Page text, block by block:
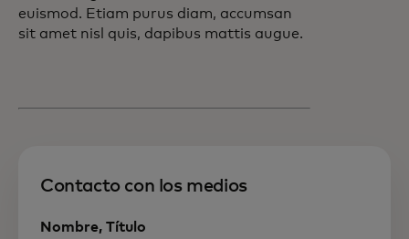
euismod. Etiam purus diam, accumsan
sit amet nisl quis, dapibus mattis augue.
Contacto con los medios
Nombre, Título